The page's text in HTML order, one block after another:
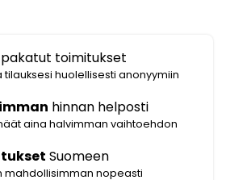
pakatut toimitukset
tilauksesi huolellisesti anonyymiin
hinnan helposti
aina halvimman vaihtoehdon
Suomeen
mahdollisimman nopeasti